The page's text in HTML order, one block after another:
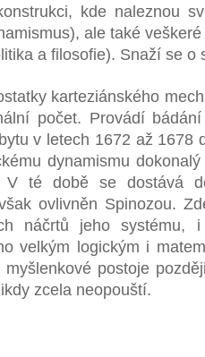
kde naleznou
ale také veškeré
a filosofie). Snaží se o
karteziánského
počet. Provádí
v letech 1672 až 1678
dynamismu
V té době se dostává
ovlivněn Spinozou.
náčrtů jeho systému,
velkým logickým i
postoje
zcela neopouští.